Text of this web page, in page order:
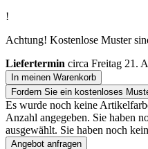
!
Achtung! Kostenlose Muster
Liefertermin circa Freitag 21.
In meinen Warenkorb
Fordern Sie ein kostenloses
Es wurde noch keine
Anzahl angegeben. Sie haben
ausgewählt. Sie haben noch
Angebot anfragen